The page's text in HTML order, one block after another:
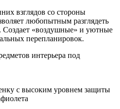
взглядов со стороны
любопытным разглядеть
Создает «воздушные» и уютные
перепланировок.
интерьера под
с высоким уровнем защиты